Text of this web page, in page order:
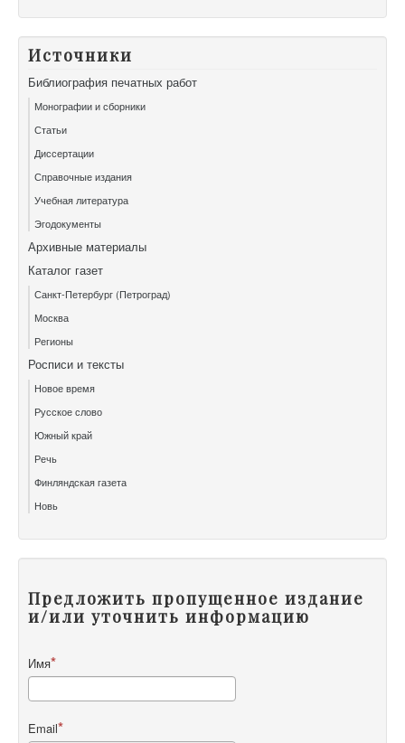
Источники
Библиография печатных работ
Монографии и сборники
Статьи
Диссертации
Справочные издания
Учебная литература
Эгодокументы
Архивные материалы
Каталог газет
Санкт-Петербург (Петроград)
Москва
Регионы
Росписи и тексты
Новое время
Русское слово
Южный край
Речь
Финляндская газета
Новь
Предложить пропущенное издание
и/или уточнить информацию
Имя
Email